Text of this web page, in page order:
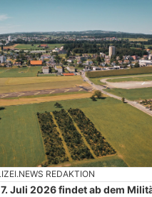
REDAKTION
Juli 2026 findet ab dem